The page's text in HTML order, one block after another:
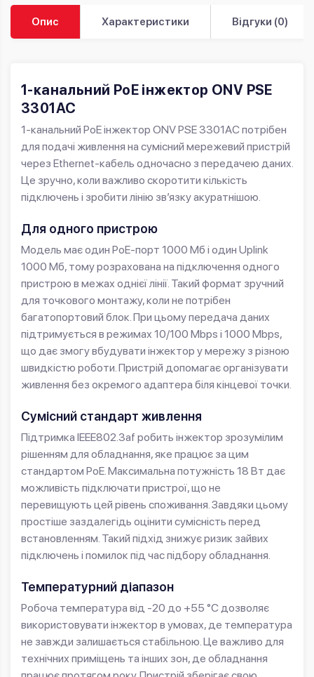
Опис Характеристики Відгуки (0)
1-канальний PoE інжектор ONV PSE
3301AC
1-канальний PoE інжектор ONV PSE 3301AC потрібен
для подачі живлення на сумісний мережевий пристрій
через Ethernet-кабель одночасно з передачею даних.
Це зручно, коли важливо скоротити кількість
підключень і зробити лінію зв’язку акуратнішою.
Для одного пристрою
Модель має один PoE-порт 1000 Мб і один Uplink
1000 Мб, тому розрахована на підключення одного
пристрою в межах однієї лінії. Такий формат зручний
для точкового монтажу, коли не потрібен
багатопортовий блок. При цьому передача даних
підтримується в режимах 10/100 Mbps і 1000 Mbps,
що дає змогу вбудувати інжектор у мережу з різною
швидкістю роботи. Пристрій допомагає організувати
живлення без окремого адаптера біля кінцевої точки.
Сумісний стандарт живлення
Підтримка IEEE802.3af робить інжектор зрозумілим
рішенням для обладнання, яке працює за цим
стандартом PoE. Максимальна потужність 18 Вт дає
можливість підключати пристрої, що не
перевищують цей рівень споживання. Завдяки цьому
простіше заздалегідь оцінити сумісність перед
встановленням. Такий підхід знижує ризик зайвих
підключень і помилок під час підбору обладнання.
Температурний діапазон
Робоча температура від -20 до +55 °C дозволяє
використовувати інжектор в умовах, де температура
не завжди залишається стабільною. Це важливо для
технічних приміщень та інших зон, де обладнання